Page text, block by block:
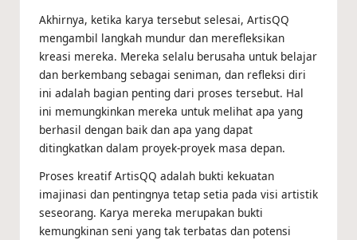
Akhirnya, ketika karya tersebut selesai, ArtisQQ
mengambil langkah mundur dan merefleksikan
kreasi mereka. Mereka selalu berusaha untuk belajar
dan berkembang sebagai seniman, dan refleksi diri
ini adalah bagian penting dari proses tersebut. Hal
ini memungkinkan mereka untuk melihat apa yang
berhasil dengan baik dan apa yang dapat
ditingkatkan dalam proyek-proyek masa depan.
Proses kreatif ArtisQQ adalah bukti kekuatan
imajinasi dan pentingnya tetap setia pada visi artistik
seseorang. Karya mereka merupakan bukti
kemungkinan seni yang tak terbatas dan potensi